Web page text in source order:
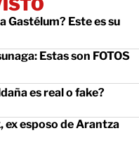
Gastélum? Este es su
Estas son FOTOS
es real o fake?
ex esposo de Arantza